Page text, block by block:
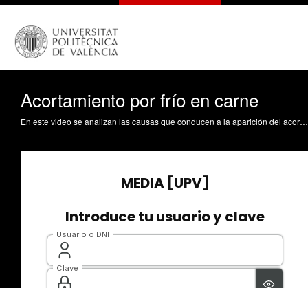
Acortamiento por frío en carne
En este video se analizan las causas que conducen a la aparición del acortamiento por frío en carne. Se discute el efecto de la refrigeración en los fenómenos post morten, por qué se produce el acortamiento por frío y cómo podemos prevenirlo. Hernández Pérez, MDP. (2011). Acortamiento por frío en carne. https://riunet.upv.es/handle/10251/13225